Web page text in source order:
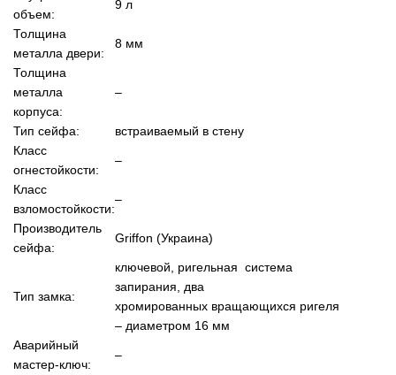
объем:
9 л
Толщина
металла двери:
8 мм
Толщина
металла
корпуса:
–
Тип сейфа:
встраиваемый в стену
Класс
огнестойкости:
–
Класс
взломостойкости:
–
Производитель
сейфа:
Griffon (Украина)
Тип замка:
ключевой, ригельная система
запирания, два
хромированных вращающихся ригеля
– диаметром 16 мм
Аварийный
мастер-ключ:
–